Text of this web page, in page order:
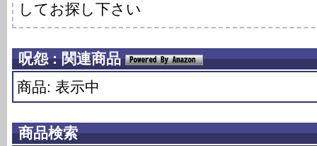
してお探し下さい
呪怨 : 関連商品
商品: 表示中
商品検索